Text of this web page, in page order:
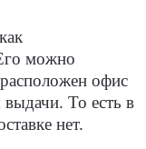
можно
офис
выдачи. То есть в
нет.